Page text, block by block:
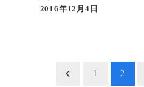
2016年12月4日
1 2